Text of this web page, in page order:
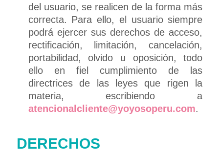
del usuario, se realicen de la forma más
correcta. Para ello, el usuario siempre
podrá ejercer sus derechos de acceso,
rectificación, limitación, cancelación,
portabilidad, olvido u oposición, todo
ello en fiel cumplimiento de las
directrices de las leyes que rigen la
materia, escribiendo a
atencionalcliente@yoyosoperu.com.
DERECHOS